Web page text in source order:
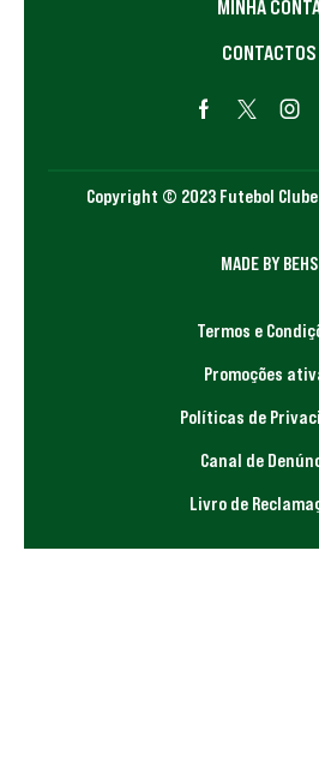
MINHA
CONTACTOS
Copyright © 2023 Futebol
MADE BY BEHS
Termos e
Promoções
Políticas de
Canal de
Livro de